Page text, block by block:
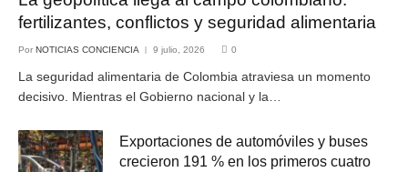
fertilizantes, conflictos y seguridad alimentaria
Por NOTICIAS CONCIENCIA 9 julio, 2026 0
La seguridad alimentaria de Colombia atraviesa un momento
decisivo. Mientras el Gobierno nacional y la…
Exportaciones de automóviles y buses
crecieron 191 % en los primeros cuatro